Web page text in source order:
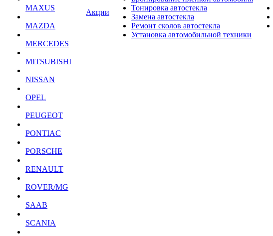
MAXUS
MAZDA
MERCEDES
MITSUBISHI
NISSAN
OPEL
PEUGEOT
PONTIAC
PORSCHE
RENAULT
ROVER/MG
SAAB
SCANIA
Акции
Тонировка автостекла
Замена автостекла
Ремонт сколов автостекла
Установка автомобильной техники